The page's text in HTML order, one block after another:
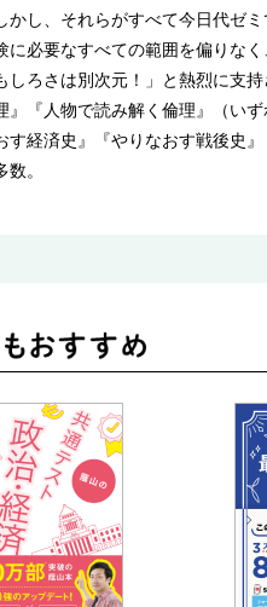
かし、それらがすべて今日代ゼ
に必要なすべての範囲を偏りな
しろさは別次元！」と熱烈に支
』『人物で読み解く倫理』（い
す経済史』『やりなおす戦後史
。